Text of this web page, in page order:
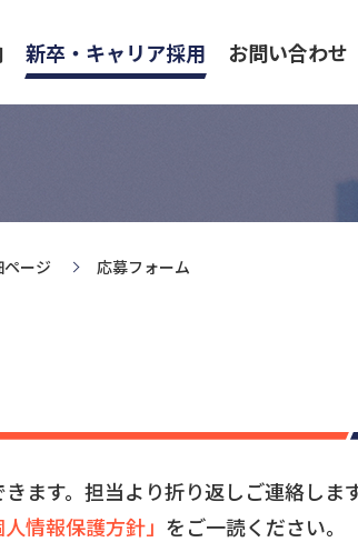
新卒・キャリア採用 お問い合わせ
ージ 応募フォーム
ます。担当より折り返しご連絡します
人情報保護方針」 をご一読ください。